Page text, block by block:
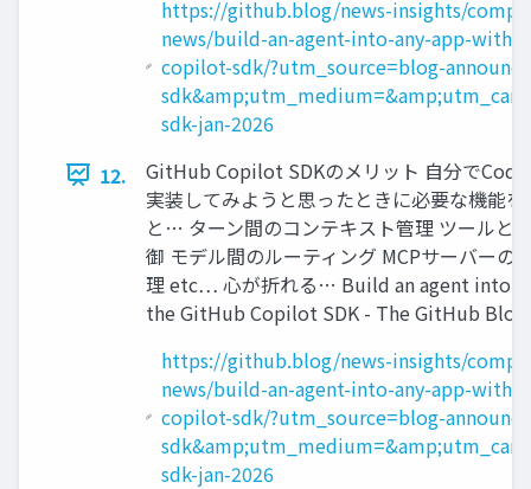
https://github.blog/news-insights/
news/build-an-agent-into-any-app-with-
copilot-sdk/?utm_source=blog-
sdk-jan-2026
12.
GitHub Copilot SDKのメリット 自分で
実装してみようと思ったときに必要な機能
と… ターン間のコンテキスト管理 ツールと
御 モデル間のルーティング MCPサーバーの
理 etc… 心が折れる… Build an agent into
the GitHub Copilot SDK - The GitHub Blog
https://github.blog/news-insights/
news/build-an-agent-into-any-app-with-
copilot-sdk/?utm_source=blog-
sdk-jan-2026